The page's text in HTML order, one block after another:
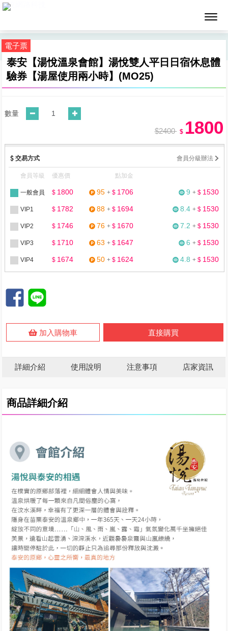
墨攻網路科技
電子票
泰安【湯悅溫泉會館】湯悅雙人平日日宿休息體
驗券【湯屋使用兩小時】(MO25)
數量
$2400 $ 1800
交易方式 會員分級辦法
會員等級 優惠價 點加金
一般會員 $ 1800 95 + $ 1706 9 + $ 1530
VIP1 $ 1782 88 + $ 1694 8.4 + $ 1530
VIP2 $ 1746 76 + $ 1670 7.2 + $ 1530
VIP3 $ 1710 63 + $ 1647 6 + $ 1530
VIP4 $ 1674 50 + $ 1624 4.8 + $ 1530
直接購買
加入購物車
詳細介紹 使用說明 注意事項 店家資訊
商品詳細介紹